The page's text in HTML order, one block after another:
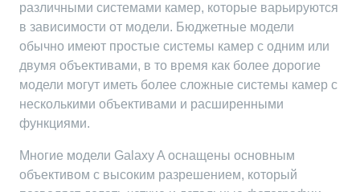
различными системами камер, которые варьируются
в зависимости от модели. Бюджетные модели
обычно имеют простые системы камер с одним или
двумя объективами, в то время как более дорогие
модели могут иметь более сложные системы камер с
несколькими объективами и расширенными
функциями.
Многие модели Galaxy A оснащены основным
объективом с высоким разрешением, который